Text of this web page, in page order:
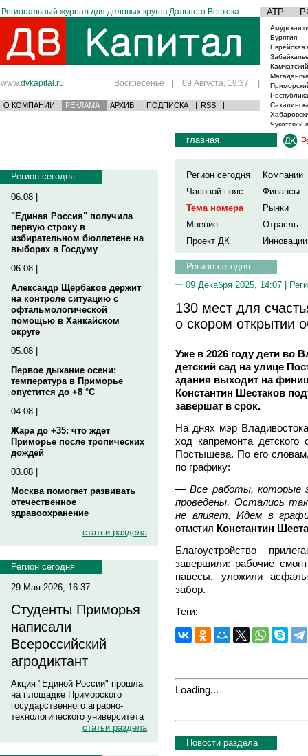
Региональный журнал для деловых кругов Дальнего Востока АТР
www.dvkapital.ru Воскресенье | 09 Августа, 19:37 |
О КОМПАНИИ РЕКЛАМА АРХИВ | ПОДПИСКА | RSS |
Амурская
Бурятия
Еврейская
Чукотский
Регион сегодня
06.08 |
"Единая Россия" получила
первую строку в
избирательном бюллетене на
выборах в Госдуму
06.08 |
Александр Щербаков держит
на контроле ситуацию с
офтальмологической
помощью в Ханкайском
округе
05.08 |
Первое дыхание осени:
температура в Приморье
опустится до +8 °C
04.08 |
Жара до +35: что ждет
Приморье после тропических
дождей
03.08 |
Москва помогает развивать
отечественное
здравоохранение
статьи раздела
Регион сегодня
29 Мая 2026, 16:37
Студенты Приморья
написали
Всероссийский
агродиктант
Акция "Единой России" прошла
на площадке Приморского
государственного аграрно-
технологического университета
статьи раздела
главная
Регион сегодня
Компании
Часовой пояс
Финансы
Тема номера
Рынки
Мнение
Отрасль
Проект ДК
Инновации
Регион сегодня
09 Декабря 2025, 14:07 |
130 мест для
о скором открытии
Уже в 2026 году дети во
детский сад на улице
здания выходит на
Константин Шестаков
завершат в срок.
На днях мэр
ход капремонта
Постышева. По его словам,
по графику:
— Все работы, которые
проведены. Остались
не влияет. Идем в
отметил Константин
Благоустройство
завершили: рабочие
навесы, уложили
забор.
Теги:
Loading...
Новости раздела